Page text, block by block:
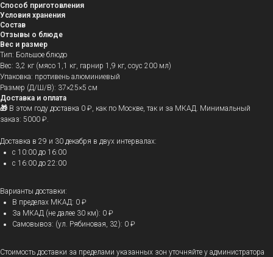
Способ приготовления
Условия хранения
Состав
Отзывы о блюде
Вес и размер
Тип: Большое блюдо
Вес: 3,2 кг (мясо 1,1 кг, гарнир 1,9 кг, соус 200 мл)
Упаковка: противень алюминиевый
Размер (Д/Ш/В): 37×25×5 см
Доставка и оплата
🎁 В этом году доставка 0 ₽, как по Москве, так и за МКАД. Минимальный
заказ: 5000 ₽.
Доставка в 29 и 30 декабря в двух интервалах:
с 10:00 до 16:00
с 16:00 до 22:00
Варианты доставки:
В пределах МКАД: 0 ₽
За МКАД (не далее 30 км): 0 ₽
Самовывоз: (ул. Рябиновая, 32): 0 ₽
Стоимость доставки за пределами указанных зон уточняйте у администратора